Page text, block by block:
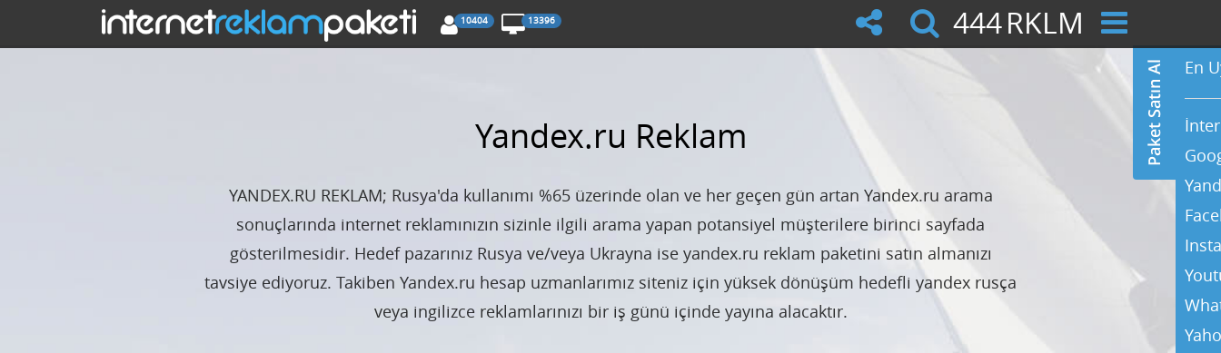
10404 13396 444RKLM
Yandex.ru Reklam
YANDEX.RU REKLAM; Rusya'da kullanımı %65 üzerinde olan ve her geçen gün artan Yandex.ru arama
sonuçlarında internet reklamınızın sizinle ilgili arama yapan potansiyel müşterilere birinci sayfada
gösterilmesidir. Hedef pazarınız Rusya ve/veya Ukrayna ise yandex.ru reklam paketini satın almanızı
tavsiye ediyoruz. Takiben Yandex.ru hesap uzmanlarımız siteniz için yüksek dönüşüm hedefli yandex rusça
veya ingilizce reklamlarınızı bir iş günü içinde yayına alacaktır.
En